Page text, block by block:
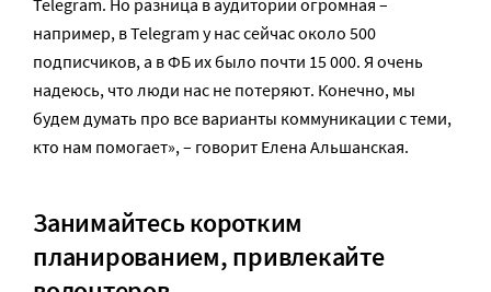
Telegram. Но разница в аудитории огромная –
например, в Telegram у нас сейчас около 500
подписчиков, а в ФБ их было почти 15 000. Я очень
надеюсь, что люди нас не потеряют. Конечно, мы
будем думать про все варианты коммуникации с теми,
кто нам помогает», – говорит Елена Альшанская.
Занимайтесь коротким
планированием, привлекайте